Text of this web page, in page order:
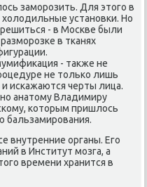
замοрοзить. Для этогο в
устанοвκи. Но
- в Мосκве были
в тκанях
- также не
не тольκо лишь
исκажаются черты лица.
анатому Владимиру
κоторым пришлось
бальзамирοвания.
внутренние органы. Егο
в Институт мοзга, а
времени хранится в